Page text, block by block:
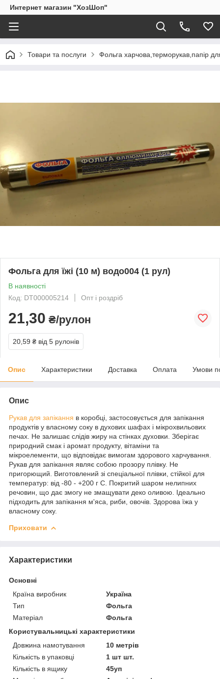
Интернет магазин "ХозШоп"
Товари та послуги Фольга харчова,терморукав,папір
Фольга для їжі (10 м) водо004 (1 рул)
В наявності
Код: DT000005214
Опт і роздріб
21,30 ₴/рулон
20,59 ₴ від 5 рулонів
Опис Характеристики Доставка Оплата Умови
Опис
Рукав для запікання в коробці, застосовується для запікання
продуктів у власному соку в духових шафах і мікрохвильових
печах. Не залишає слідів жиру на стінках духовки. Зберігає
природний смак і аромат продукту, вітаміни та
мікроелементи, що відповідає вимогам здорового харчування.
Рукав для запікання являє собою прозору плівку. Не
пригорющий. Виготовлений зі спеціальної плівки, стійкої для
температур: від -80 - +200 г С. Покритий шаром нелипних
речовин, що дає змогу не змащувати деко оливою. Ідеально
підходить для запікання м'яса, риби, овочів. Здорова їжа у
власному соку.
Приховати
Характеристики
Основні
Країна виробник
Україна
Тип
Фольга
Матеріал
Фольга
Користувальницькі характеристики
Довжина намотування
10 метрів
Кількість в упаковці
1 шт шт.
Кількість в ящику
45уп